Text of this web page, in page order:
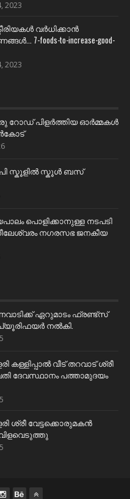
2023
വര്‍ധിക്കാന്‍
7-foods-to-increase-good-
2023
റോഡ് പിളർത്തിയ ഓർമ്മകൾ
സ്കൂളിൽ സ്കൂൾ ബസ്
പൊളിക്കാനുള്ള നടപടി
നഗരസഭ ജനകീയ
ഏറുമാടം ഫ്രണ്ട്സ്
പ്യൂരിഫയർ നൽകി.
കള്ളിപ്പാൽ വീട് തറവാട് ശ്രീ
ദേവസ്ഥാനം പത്താമുദയം
ശ്രീ വേട്ടക്കൊരുമകൻ